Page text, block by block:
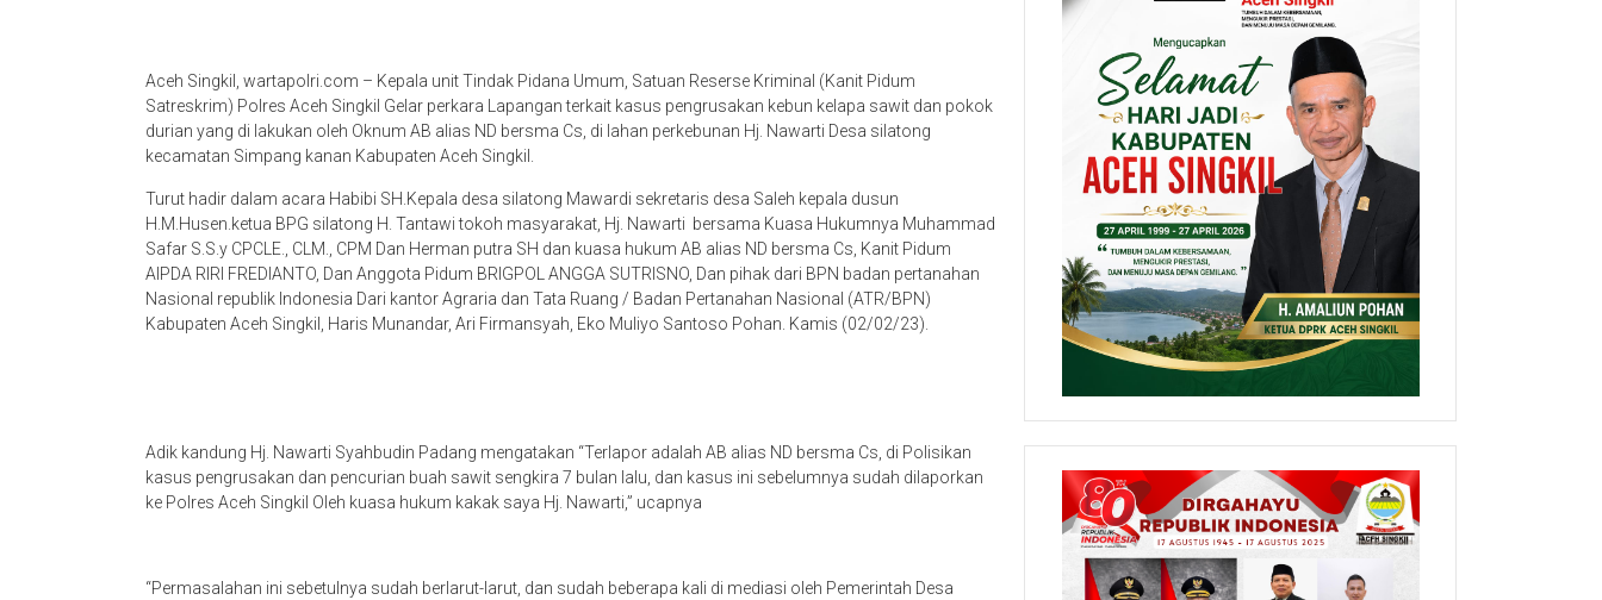
Aceh Singkil, wartapolri.com – Kepala unit Tindak Pidana Umum, Satuan Reserse Kriminal (Kanit Pidum
Satreskrim) Polres Aceh Singkil Gelar perkara Lapangan terkait kasus pengrusakan kebun kelapa sawit dan pokok
durian yang di lakukan oleh Oknum AB alias ND bersma Cs, di lahan perkebunan Hj. Nawarti Desa silatong
kecamatan Simpang kanan Kabupaten Aceh Singkil.
Turut hadir dalam acara Habibi SH.Kepala desa silatong Mawardi sekretaris desa Saleh kepala dusun
H.M.Husen.ketua BPG silatong H. Tantawi tokoh masyarakat, Hj. Nawarti bersama Kuasa Hukumnya Muhammad
Safar S.S.y CPCLE., CLM., CPM Dan Herman putra SH dan kuasa hukum AB alias ND bersma Cs, Kanit Pidum
AIPDA RIRI FREDIANTO, Dan Anggota Pidum BRIGPOL ANGGA SUTRISNO, Dan pihak dari BPN badan pertanahan
Nasional republik Indonesia Dari kantor Agraria dan Tata Ruang / Badan Pertanahan Nasional (ATR/BPN)
Kabupaten Aceh Singkil, Haris Munandar, Ari Firmansyah, Eko Muliyo Santoso Pohan. Kamis (02/02/23).
Adik kandung Hj. Nawarti Syahbudin Padang mengatakan “Terlapor adalah AB alias ND bersma Cs, di Polisikan
kasus pengrusakan dan pencurian buah sawit sengkira 7 bulan lalu, dan kasus ini sebelumnya sudah dilaporkan
ke Polres Aceh Singkil Oleh kuasa hukum kakak saya Hj. Nawarti,” ucapnya
“Permasalahan ini sebetulnya sudah berlarut-larut, dan sudah beberapa kali di mediasi oleh Pemerintah Desa